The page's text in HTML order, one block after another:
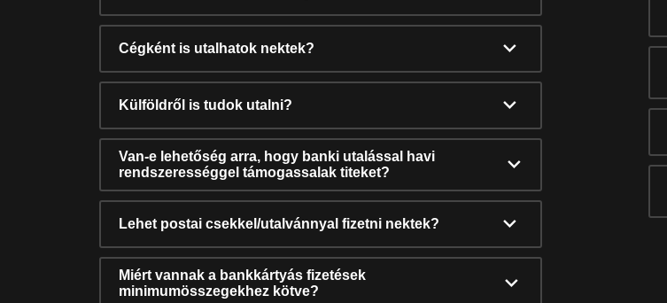
Cégként is utalhatok nektek?
Külföldről is tudok utalni?
Van-e lehetőség arra, hogy banki utalással havi
rendszerességgel támogassalak titeket?
Lehet postai csekkel/utalvánnyal fizetni nektek?
Miért vannak a bankkártyás fizetések
minimumösszegekhez kötve?